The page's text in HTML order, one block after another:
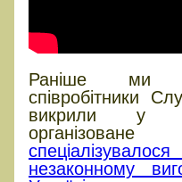
Раніше ми
співробітники
викрили у
незаконному